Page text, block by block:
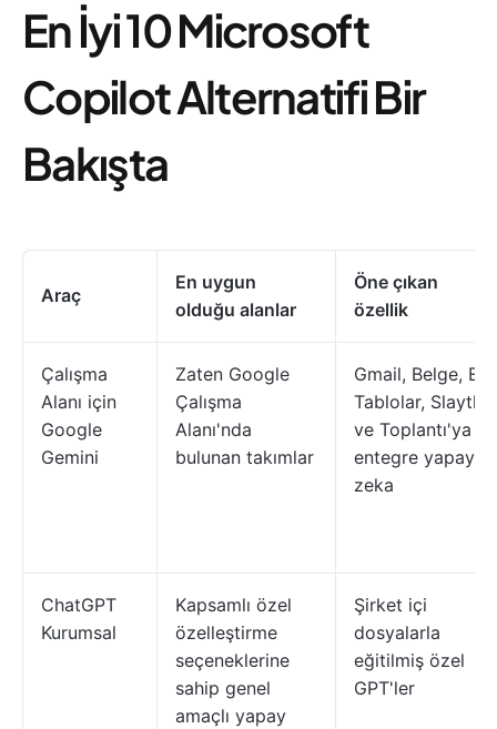
En İyi 10 Microsoft
Copilot Alternatifi Bir
Bakışta
Araç
En uygun
olduğu alanlar
Öne çıkan
özellik
Çalışma
Alanı için
Google
Gemini
Zaten Google
Çalışma
Alanı'nda
bulunan takımlar
Gmail, Belge, E-
Tablolar, Slaytlar
ve Toplantı'ya
entegre yapay
zeka
ChatGPT
Kurumsal
Kapsamlı özel
özelleştirme
seçeneklerine
sahip genel
amaçlı yapay
Şirket içi
dosyalarla
eğitilmiş özel
GPT'ler